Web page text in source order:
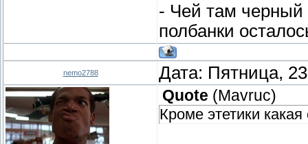
- Чей там черный
полбанки
nemo2788 Дата: Пятница,
Quote (Mavruc)
Кроме этетики